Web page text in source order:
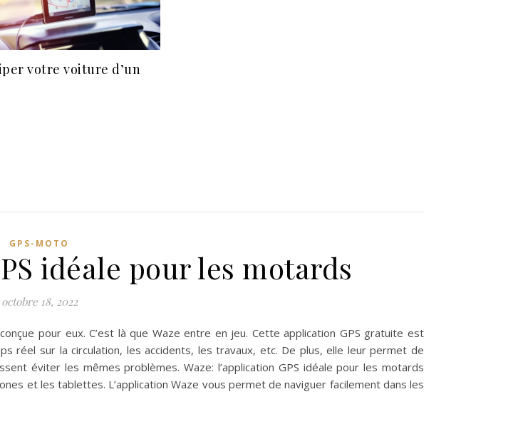
votre voiture d’un
GPS-MOTO
idéale pour les motards
octobre 18, 2022
pour eux. C’est là que Waze entre en jeu. Cette application GPS gratuite est
réel sur la circulation, les accidents, les travaux, etc. De plus, elle leur permet de
éviter les mêmes problèmes. Waze: l’application GPS idéale pour les motards
et les tablettes. L’application Waze vous permet de naviguer facilement dans les